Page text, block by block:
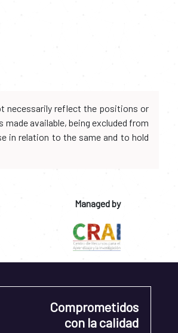
necessarily reflect the positions or
available, being excluded from
in relation to the same and to hold
Managed by
Comprometidos
con la calidad